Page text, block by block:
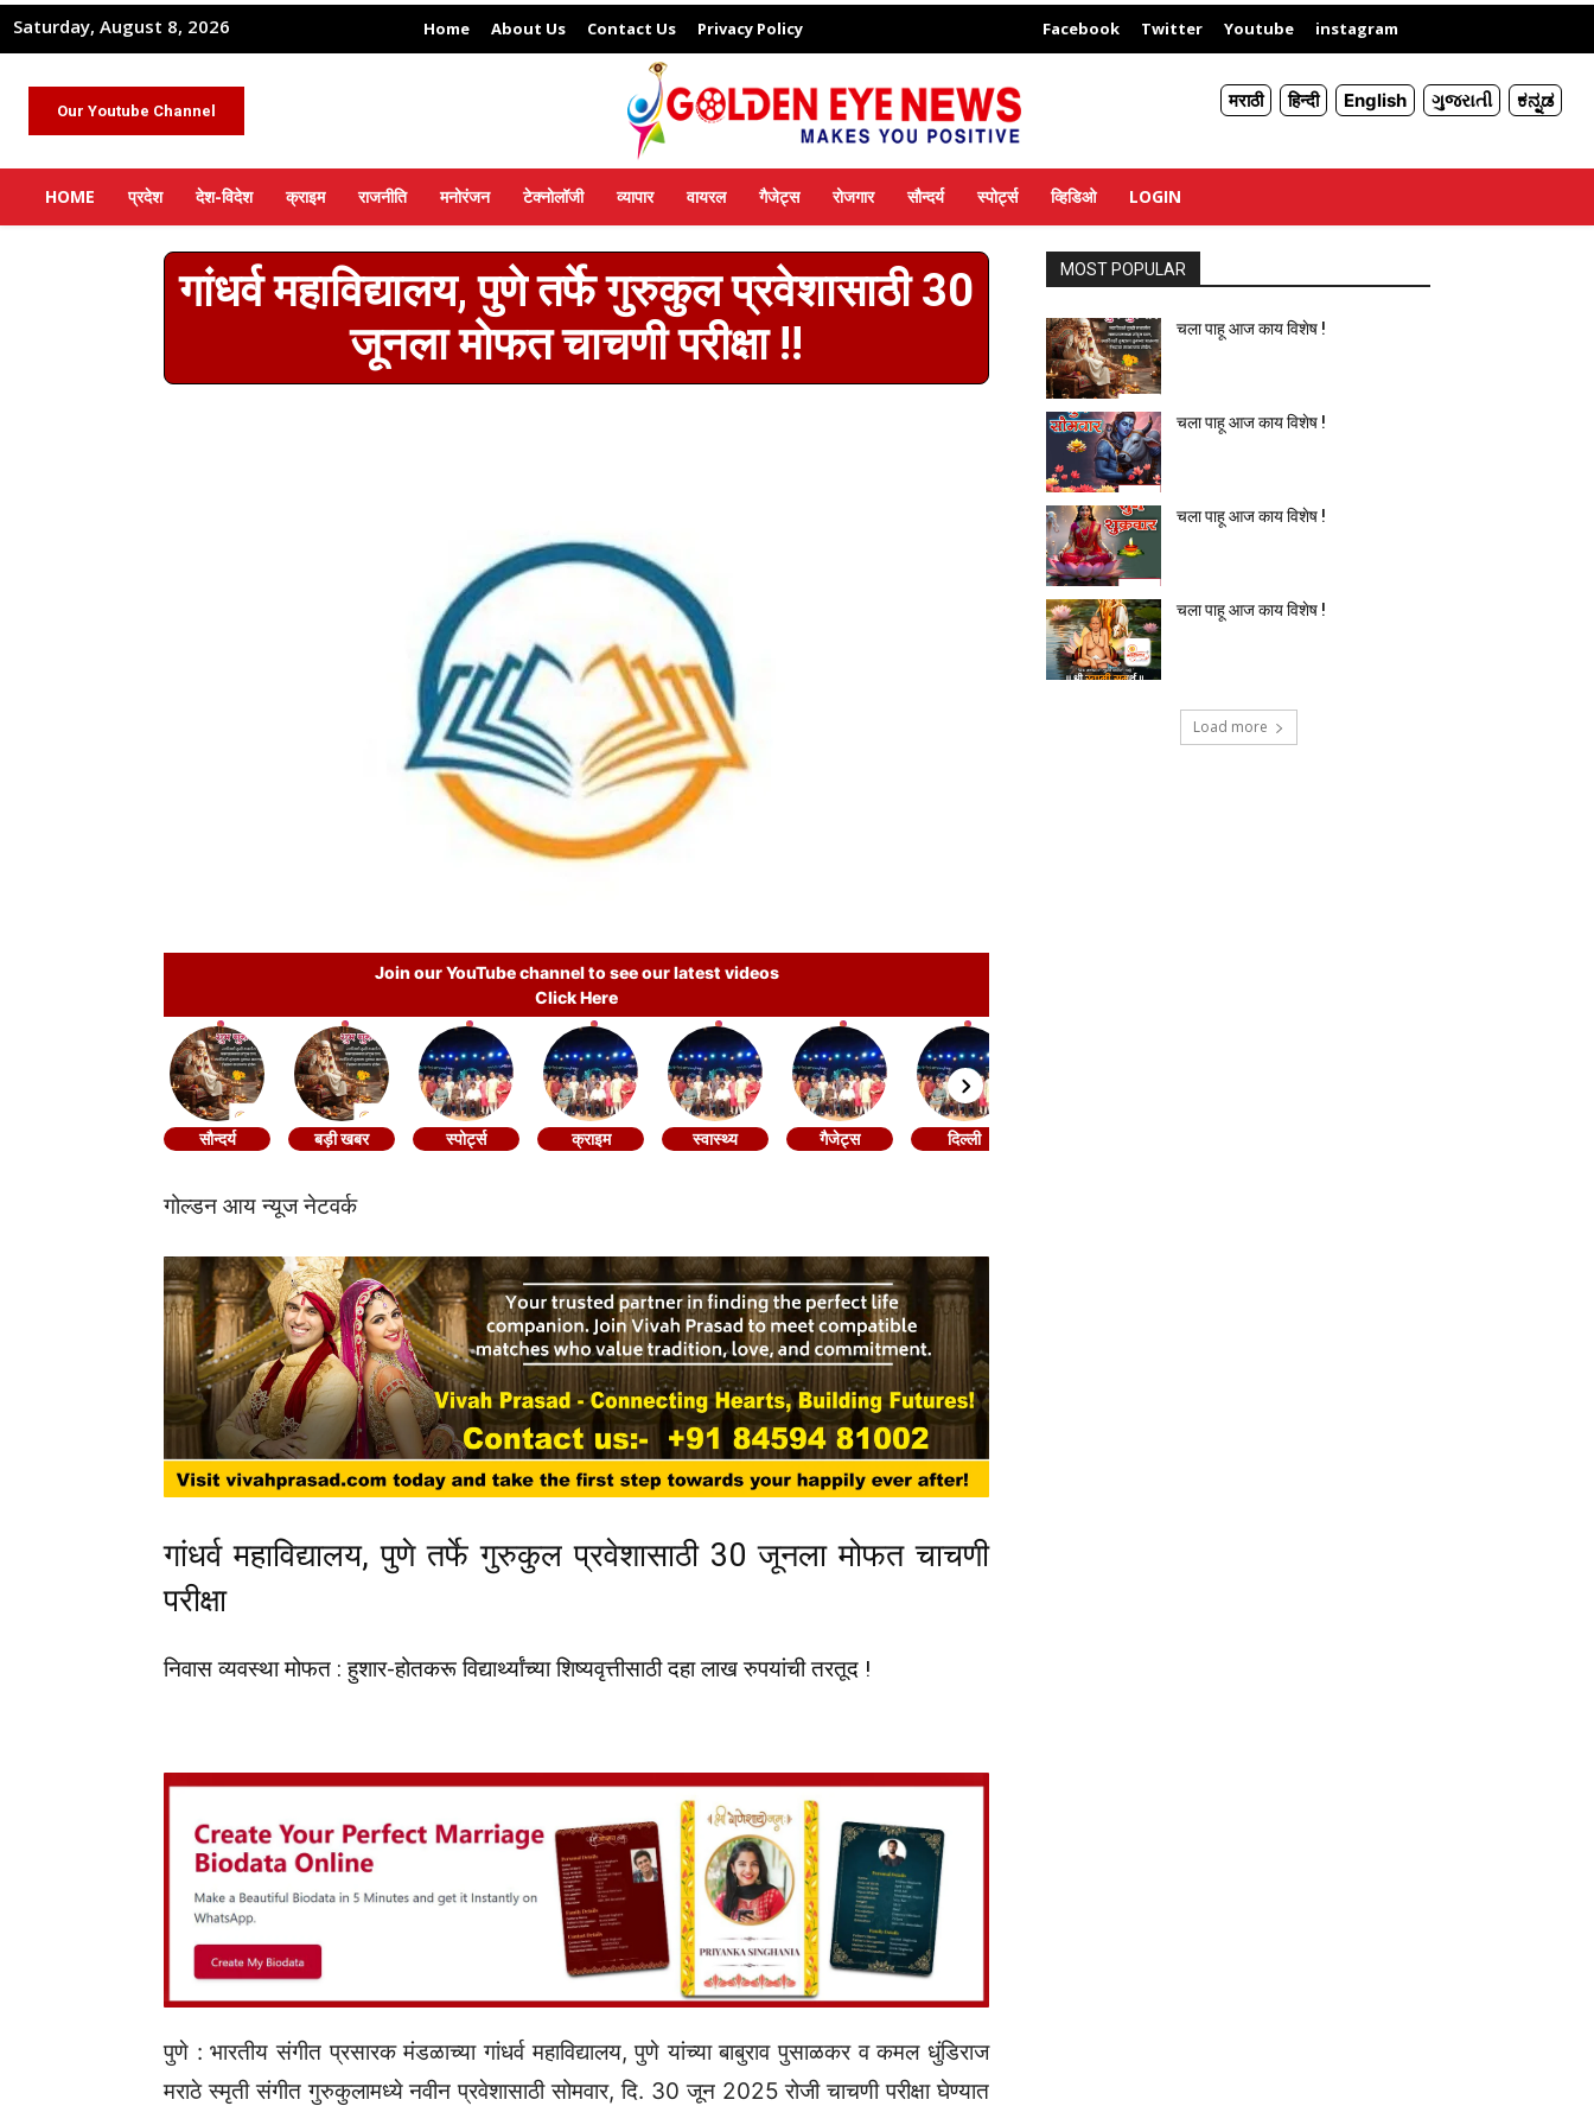
Saturday, August 8, 2026 Home About Us Contact Us Privacy Policy Facebook Twitter Youtube instagram
Our Youtube Channel मराठी हिन्दी English ગુજરાતી ಕನ್ನಡ
HOME प्रदेश देश-विदेश क्राइम राजनीति मनोरंजन टेक्नोलॉजी व्यापार वायरल गैजेट्स रोजगार सौन्दर्य स्पोर्ट्स व्हिडिओ LOGIN
गांधर्व महाविद्यालय, पुणे तर्फे गुरुकुल प्रवेशासाठी 30
जूनला मोफत चाचणी परीक्षा !!
Join our YouTube channel to see our latest videos
Click Here
सौन्दर्य बड़ी खबर स्पोर्ट्स क्राइम स्वास्थ्य गैजेट्स दिल्ली
गोल्डन आय न्यूज नेटवर्क
गांधर्व महाविद्यालय, पुणे तर्फे गुरुकुल प्रवेशासाठी 30 जूनला मोफत चाचणी
परीक्षा
निवास व्यवस्था मोफत : हुशार-होतकरू विद्यार्थ्यांच्या शिष्यवृत्तीसाठी दहा लाख रुपयांची तरतूद !
पुणे : भारतीय संगीत प्रसारक मंडळाच्या गांधर्व महाविद्यालय, पुणे यांच्या बाबुराव पुसाळकर व कमल धुंडिराज
मराठे स्मृती संगीत गुरुकुलामध्ये नवीन प्रवेशासाठी सोमवार, दि. 30 जून 2025 रोजी चाचणी परीक्षा घेण्यात
MOST POPULAR
चला पाहू आज काय विशेष !
चला पाहू आज काय विशेष !
चला पाहू आज काय विशेष !
चला पाहू आज काय विशेष !
Load more